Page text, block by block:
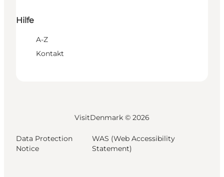
Hilfe
A-Z
Kontakt
VisitDenmark © 2026
Data Protection
Notice
WAS (Web Accessibility
Statement)